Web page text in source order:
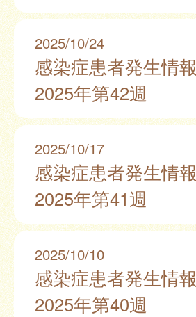
2025/10/24
感染症患者発生情報
2025年第42週
2025/10/17
感染症患者発生情報
2025年第41週
2025/10/10
感染症患者発生情報
2025年第40週